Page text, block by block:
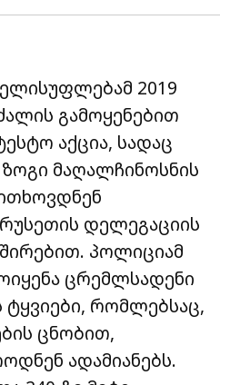
2019
გამოყენებით
აქცია, სადაც
მაღალჩინოსნის
დელეგაციის
პოლიციამ
ცრემლსადენი
ტყვიები, რომლებსაც,
ცნობით,
ადამიანებს.